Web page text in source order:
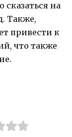
на
Также,
привести к
что также